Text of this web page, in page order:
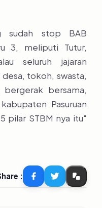
sudah stop BAB
3, meliputi Tutur,
seluruh jajaran
tokoh, swasta,
bersama,
Pasuruan
pilar STBM nya itu"
: